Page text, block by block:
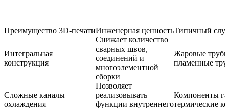
Преимущество 3D-печатиИнженерная ценностьТипичный
Интегральная
конструкция
Снижает количество
сварных швов,
соединений и
многоэлементной
сборки
Жаровые
пламенные
Сложные каналы
охлаждения
Позволяет
реализовывать
функции внутреннего
Компоненты
термические